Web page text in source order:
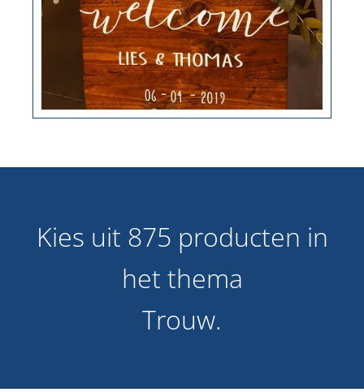
Kies uit 875 producten in
het thema
Trouw.